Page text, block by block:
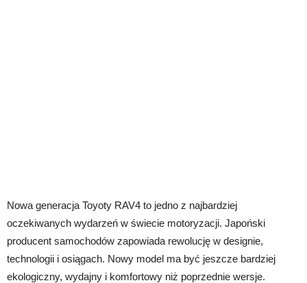
Nowa generacja Toyoty RAV4 to jedno z najbardziej
oczekiwanych wydarzeń w świecie motoryzacji. Japoński
producent samochodów zapowiada rewolucję w designie,
technologii i osiągach. Nowy model ma być jeszcze bardziej
ekologiczny, wydajny i komfortowy niż poprzednie wersje.